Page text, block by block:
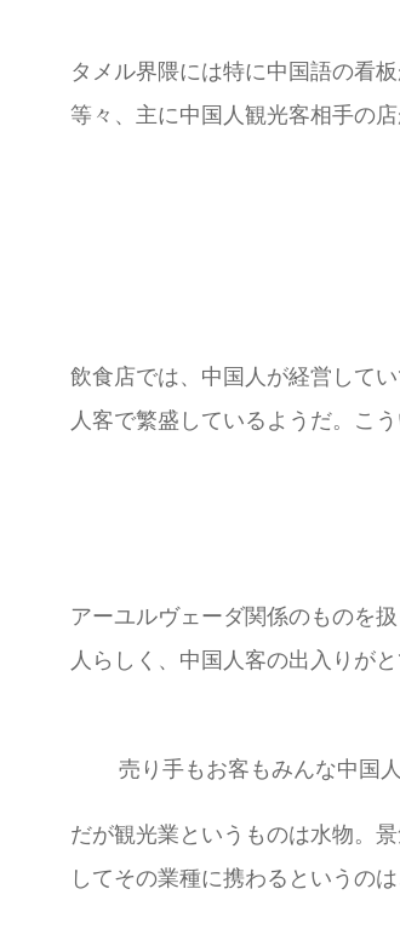
タメル界隈には特に中国語の看
等々、主に中国人観光客相手の店
飲食店では、中国人が経営して
人客で繁盛しているようだ。こ
アーユルヴェーダ関係のものを
人らしく、中国人客の出入りが
売り手もお客もみんな中国
だが観光業というものは水物。
してその業種に携わるというの